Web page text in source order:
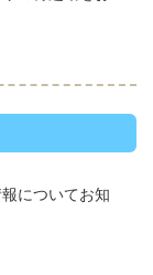
についてお知